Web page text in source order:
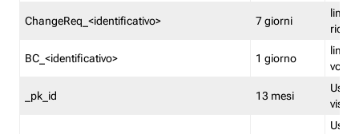
ChangeReq_<identificativo> 7 giorni
limita
BC_<identificativo> 1 giorno
limita
_pk_id 13 mesi